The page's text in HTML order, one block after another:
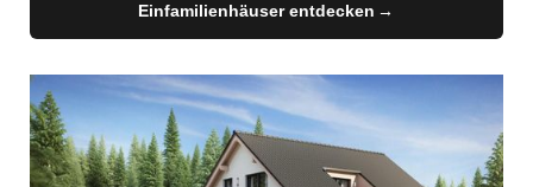
Einfamilienhäuser entdecken
→ →